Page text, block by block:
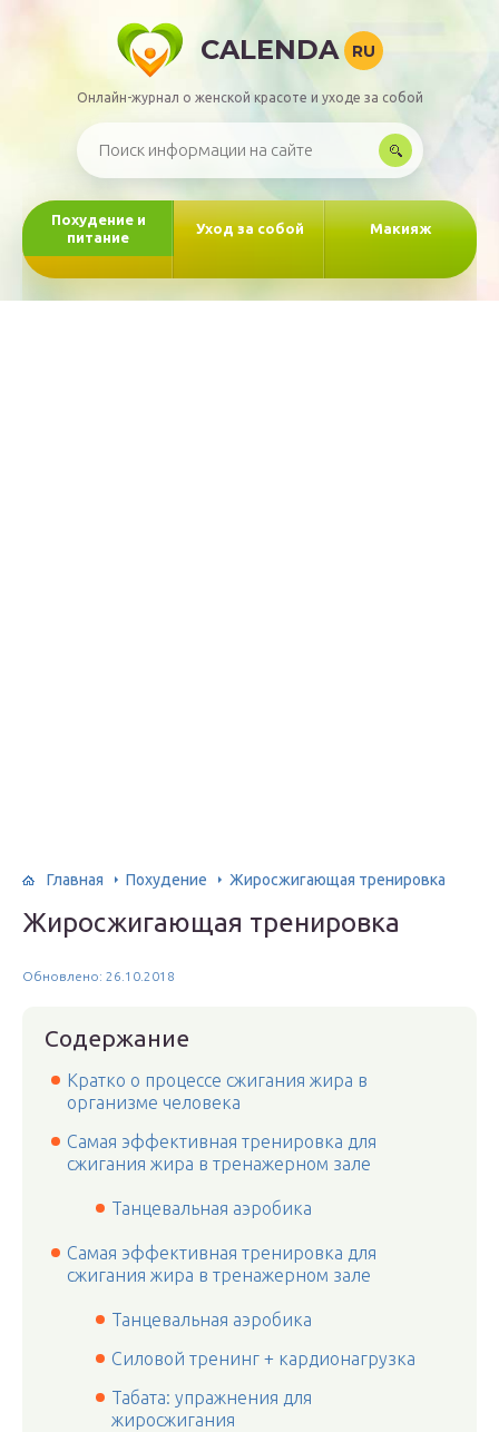
CALENDA RU
Онлайн-журнал о женской красоте и уходе за собой
Похудение и
питание
Уход за собой Макияж
Главная Похудение Жиросжигающая тренировка
Жиросжигающая тренировка
Обновлено: 26.10.2018
Содержание
Кратко о процессе сжигания жира в
организме человека
Самая эффективная тренировка для
сжигания жира в тренажерном зале
Танцевальная аэробика
Самая эффективная тренировка для
сжигания жира в тренажерном зале
Танцевальная аэробика
Силовой тренинг + кардионагрузка
Табата: упражнения для
жиросжигания